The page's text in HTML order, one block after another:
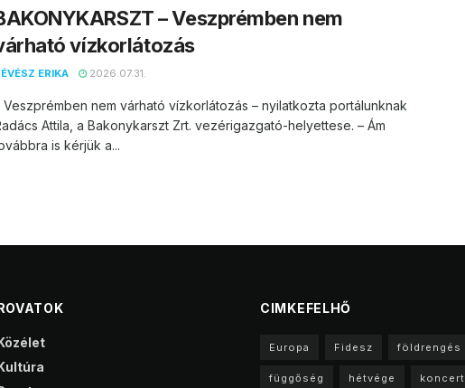
– Veszprémben nem
vízkorlátozás
ERIKA 2026.07.31.
Veszprémben nem várható vízkorlátozás – nyilatkozta portálunknak
Attila, a Bakonykarszt Zrt. vezérigazgató-helyettese. – Ám
is kérjük a...
CIMKEFELHŐ
Europa Fidesz földrengés
függőség hétvége koncert